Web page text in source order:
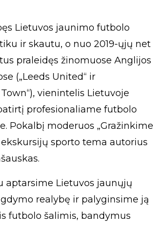
Lietuvos jaunimo futbolo
ir skautu, o nuo 2019-ųjų net
praleidęs žinomuose Anglijos
(„Leeds United“ ir
vienintelis Lietuvoje
profesionaliame futbolo
Pokalbį moderuos „Gražinkime
ekskursijų sporto tema autorius
aptarsime Lietuvos jaunųjų
realybę ir palyginsime ją
futbolo šalimis, bandymus